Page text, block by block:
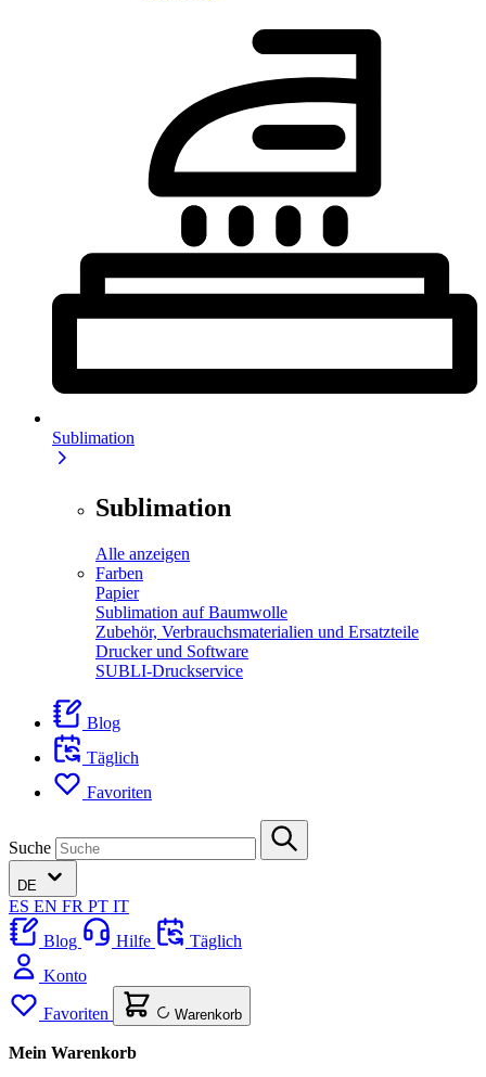
Sublimation
Sublimation
Alle anzeigen
Farben
Papier
Sublimation auf Baumwolle
Zubehör, Verbrauchsmaterialien und Ersatzteile
Drucker und Software
SUBLI-Druckservice
Blog
Täglich
Favoriten
Suche
DE
ES EN FR PT IT
Blog
Hilfe
Täglich
Konto
Favoriten Warenkorb
Mein Warenkorb